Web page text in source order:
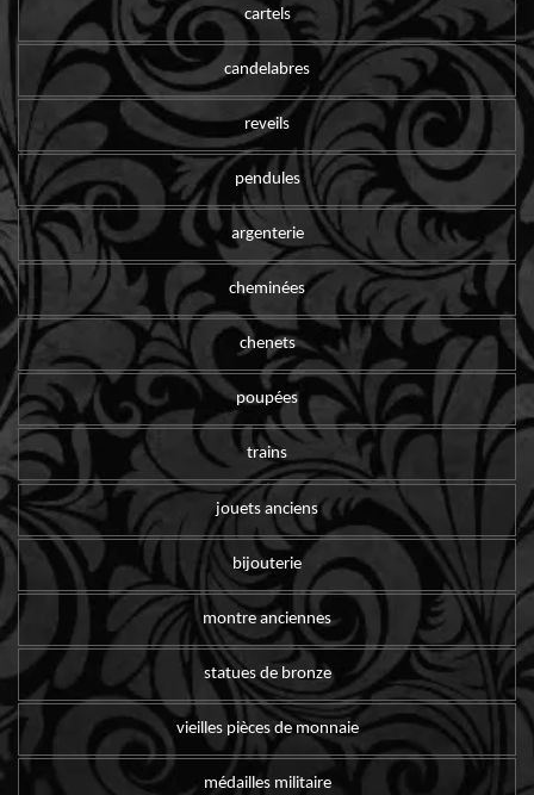
cartels
candelabres
reveils
pendules
argenterie
cheminées
chenets
poupées
trains
jouets anciens
bijouterie
montre anciennes
statues de bronze
vieilles pièces de monnaie
médailles militaire